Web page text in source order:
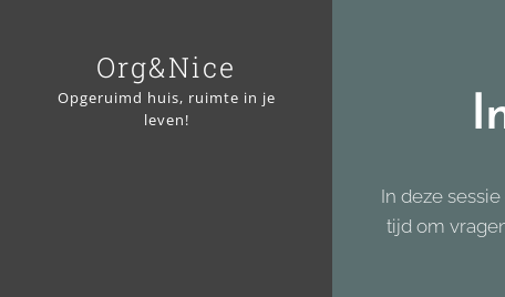
Org&Nice
Opgeruimd huis, ruimte in je
leven!
In deze
tijd om